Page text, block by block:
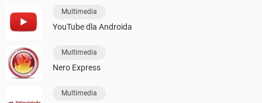
Multimedia
YouTube dla Androida
Multimedia
Nero Express
Multimedia